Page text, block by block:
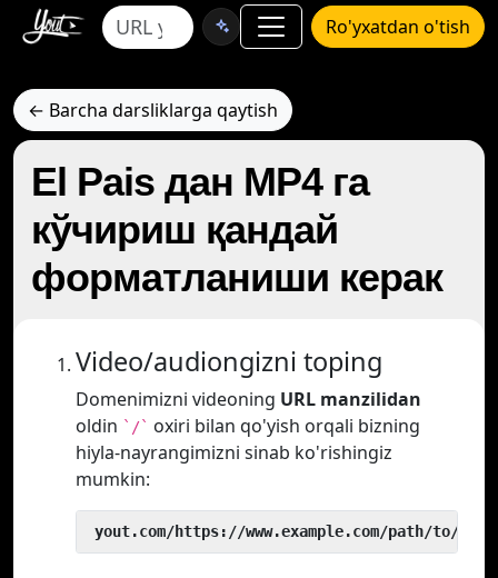
Ro'yxatdan o'tish
← Barcha darsliklarga qaytish
El Pais дан MP4 га
кўчириш қандай
форматланиши керак
Video/audiongizni toping
Domenimizni videoning URL manzilidan
oldin `/` oxiri bilan qo'yish orqali bizning
hiyla-nayrangimizni sinab ko'rishingiz
mumkin:
yout.com/https://www.example.com/path/to/